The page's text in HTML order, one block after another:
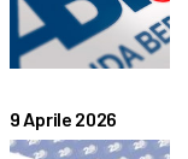
9 Aprile 2026